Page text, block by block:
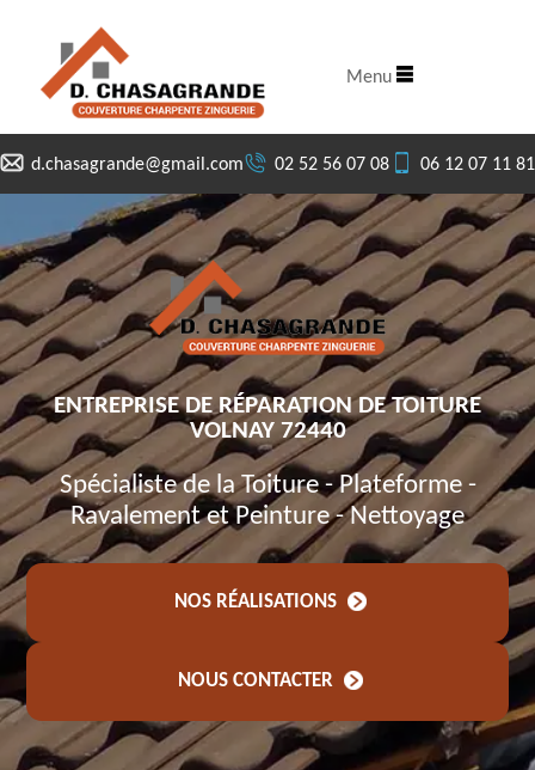
d.chasagrande@gmail.com 02 52 56 07 08 06 12 07 11 81
Menu
ENTREPRISE DE RÉPARATION DE TOITURE
VOLNAY 72440
Spécialiste de la Toiture - Plateforme -
Ravalement et Peinture - Nettoyage
NOS RÉALISATIONS
NOUS CONTACTER